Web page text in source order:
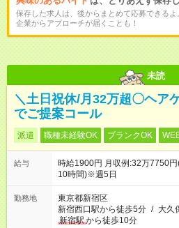
保存した求人は、後からまとめて応募できるよ
企業からアプローチが届くことも！
未読
＼土日祝休/月32万超〇ヘア
でご提案コール
派遣 職種未経験OK ブランクOK
給与
時給1900円 月収例:32万7750
10時間)※週5日
勤務地
東京都新宿区
新宿西口駅から徒歩5分 / 大久
新宿駅から徒歩10分